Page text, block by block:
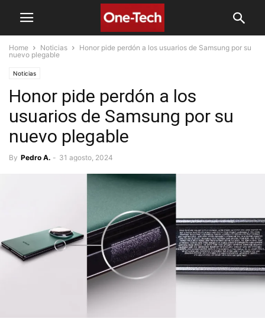
Home Noticias
Honor pide perdón a los usuarios de Samsung por su
nuevo plegable
Noticias
Honor pide perdón a los
usuarios de Samsung por su
nuevo plegable
By Pedro A. - 31 agosto, 2024